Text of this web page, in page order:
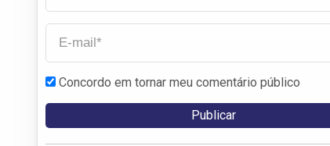
Concordo em tornar meu comentário público